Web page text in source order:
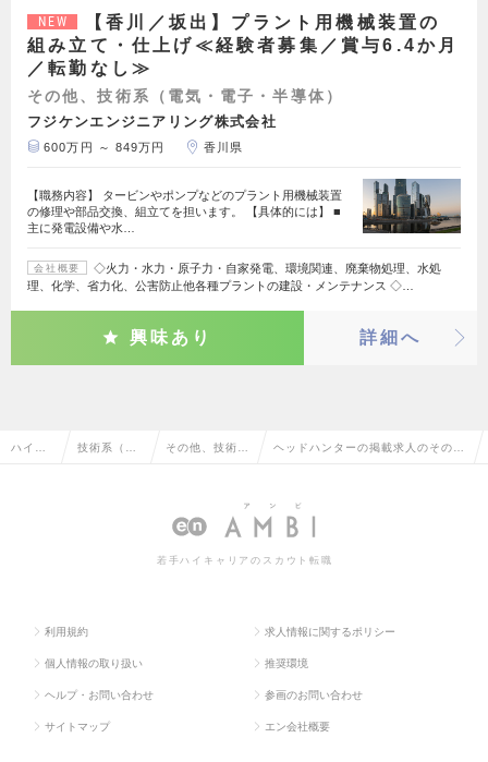
NEW
【香川／坂出】プラント用機械装置の
組み立て・仕上げ≪経験者募集／賞与6.4か月
／転勤なし≫
その他、技術系（電気・電子・半導体）
フジケンエンジニアリング株式会社
600万円 ～ 849万円 香川県
【職務内容】 タービンやポンプなどのプラント用機械装置
の修理や部品交換、組立てを担います。 【具体的には】 ■
主に発電設備や水…
会社概要
◇火力・水力・原子力・自家発電、環境関連、廃棄物処理、水処
理、化学、省力化、公害防止他各種プラントの建設・メンテナンス ◇…
興味あり 詳細へ
ハイク 技術系（電 その他、技術系
半導体）
ヘッドハンターの掲載求人のその
の転職・求人情報一覧
若手ハイキャリアのスカウト転職
利用規約 求人情報に関するポリシー
個人情報の取り扱い 推奨環境
ヘルプ・お問い合わせ 参画のお問い合わせ
サイトマップ エン会社概要